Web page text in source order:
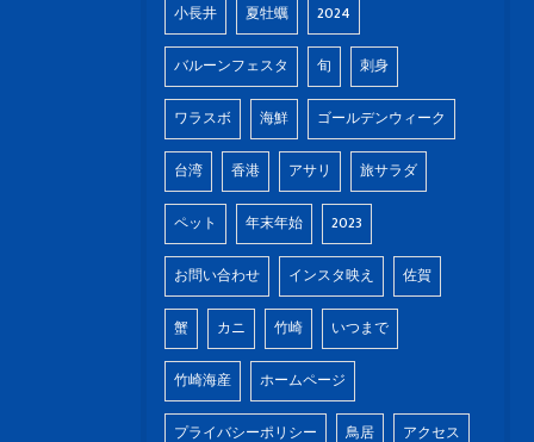
小長井 夏牡蠣 2024
バルーンフェスタ 旬 刺身
ワラスボ 海鮮 ゴールデンウィーク
台湾 香港 アサリ 旅サラダ
ペット 年末年始 2023
お問い合わせ インスタ映え 佐賀
蟹 カニ 竹崎 いつまで
竹崎海産 ホームページ
プライバシーポリシー 鳥居 アクセス